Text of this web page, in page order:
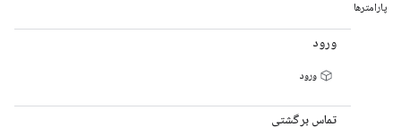
پارامترها
ورود
ورود
تماس برگشتی